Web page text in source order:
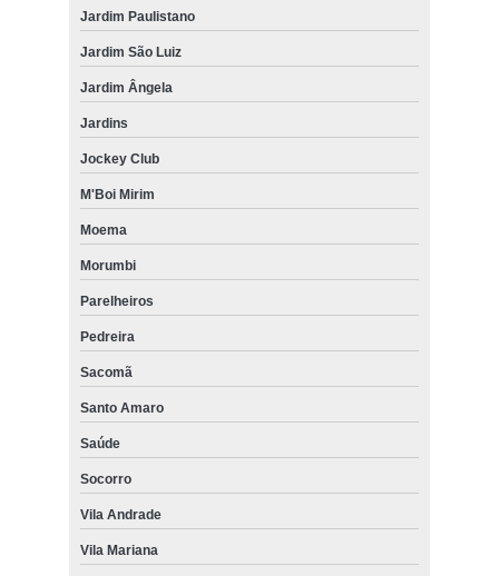
Jardim Paulistano
Jardim São Luiz
Jardim Ângela
Jardins
Jockey Club
M'Boi Mirim
Moema
Morumbi
Parelheiros
Pedreira
Sacomã
Santo Amaro
Saúde
Socorro
Vila Andrade
Vila Mariana